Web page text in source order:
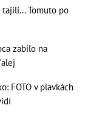
tajili... Tomuto po
zabilo na
FOTO v plavkách